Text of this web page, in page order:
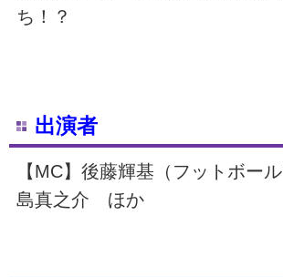
ち！？
出演者
【MC】後藤輝基（フットボー
島真之介 ほか